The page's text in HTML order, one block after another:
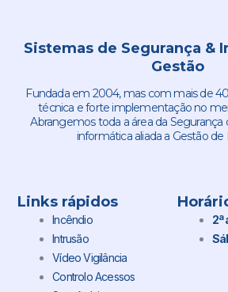
Sistemas de Segurança &
Gestão
Fundada em 2004, mas com mais de
técnica e forte implementação no
Abrangemos toda a área da Segurança
informática aliada a Gestão de
Links rápidos
Incêndio
Intrusão
Vídeo Vigilância
Controlo Acessos
2ª